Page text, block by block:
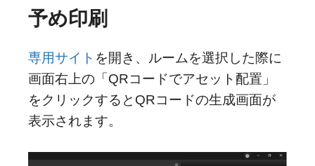
予め印刷
専用サイト を開き、ルームを選択した際に
画面右上の「QRコードでアセット配置」
をクリックするとQRコードの生成画面が
表示されます。